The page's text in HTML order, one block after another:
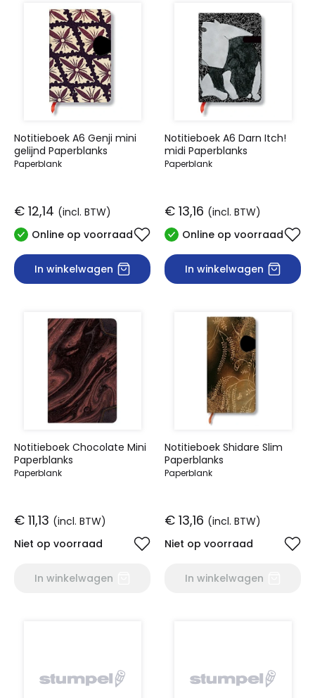
Notitieboek A6 Genji mini
gelijnd Paperblanks
Paperblank
€ 12,14 (incl. BTW)
Online op voorraad
In winkelwagen
Notitieboek A6 Darn Itch!
midi Paperblanks
Paperblank
€ 13,16 (incl. BTW)
Online op voorraad
In winkelwagen
Notitieboek Chocolate Mini
Paperblanks
Paperblank
€ 11,13 (incl. BTW)
Niet op voorraad
In winkelwagen
Notitieboek Shidare Slim
Paperblanks
Paperblank
€ 13,16 (incl. BTW)
Niet op voorraad
In winkelwagen